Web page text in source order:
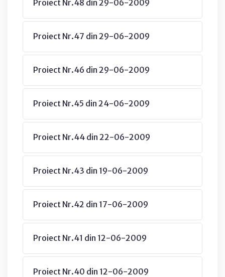
Proiect Nr.48 din 29-06-2009
Proiect Nr.47 din 29-06-2009
Proiect Nr.46 din 29-06-2009
Proiect Nr.45 din 24-06-2009
Proiect Nr.44 din 22-06-2009
Proiect Nr.43 din 19-06-2009
Proiect Nr.42 din 17-06-2009
Proiect Nr.41 din 12-06-2009
Proiect Nr.40 din 12-06-2009